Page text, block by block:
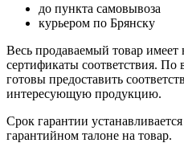
до пункта самовывоза
курьером по Брянску
Весь продаваемый товар
сертификаты соответствия.
готовы предоставить
интересующую продукцию.
Срок гарантии
гарантийном талоне на товар.